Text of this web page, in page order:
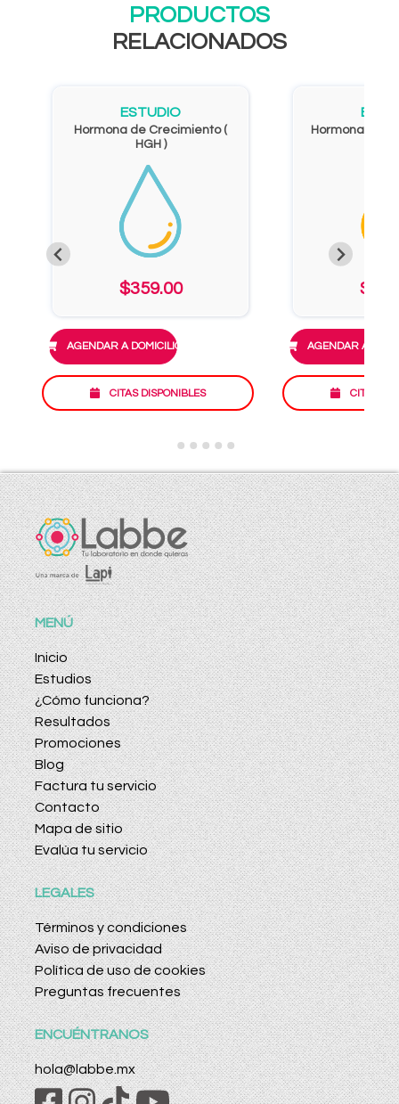
PRODUCTOS
RELACIONADOS
ESTUDIO
Hormona de Crecimiento (
HGH )
$359.00
AGENDAR A DOMICILIO
CITAS DISPONIBLES
Hormona
AGENDAR A
CITAS
MENÚ
Inicio
Estudios
¿Cómo funciona?
Resultados
Promociones
Blog
Factura tu servicio
Contacto
Mapa de sitio
Evalúa tu servicio
LEGALES
Términos y condiciones
Aviso de privacidad
Política de uso de cookies
Preguntas frecuentes
ENCUÉNTRANOS
hola@labbe.mx